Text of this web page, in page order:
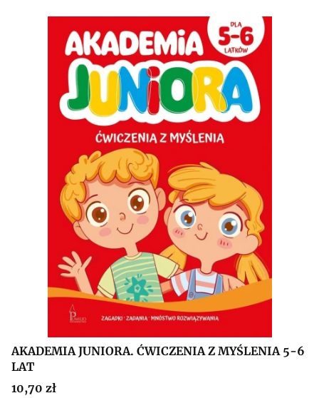
AKADEMIA JUNIORA. ĆWICZENIA Z MYŚLENIA 5-6
LAT
Cena
10,70 zł